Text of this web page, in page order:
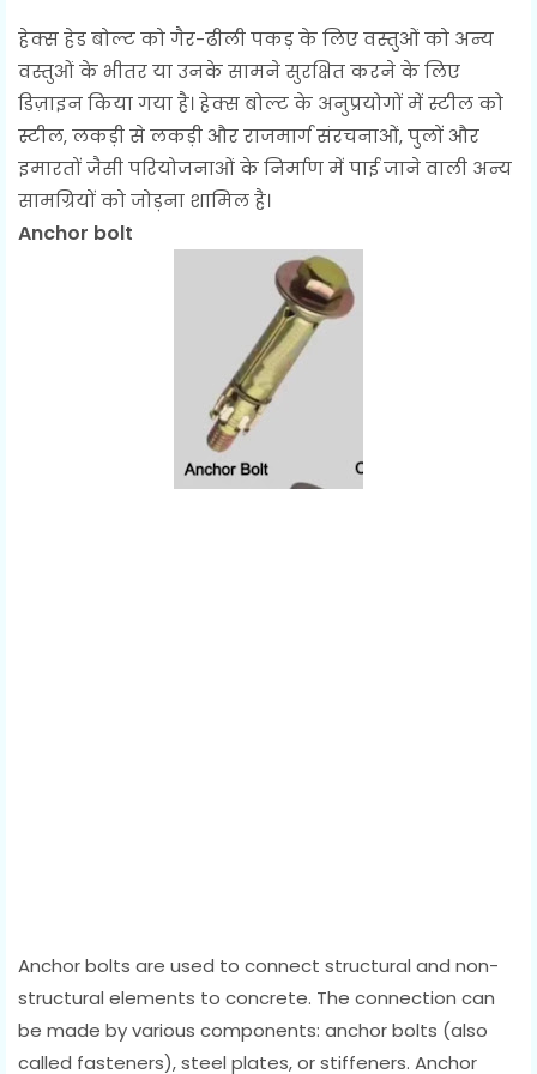
हेक्स हेड बोल्ट को गैर-ढीली पकड़ के लिए वस्तुओं को अन्य
वस्तुओं के भीतर या उनके सामने सुरक्षित करने के लिए
डिज़ाइन किया गया है। हेक्स बोल्ट के अनुप्रयोगों में स्टील को
स्टील, लकड़ी से लकड़ी और राजमार्ग संरचनाओं, पुलों और
इमारतों जैसी परियोजनाओं के निर्माण में पाई जाने वाली अन्य
सामग्रियों को जोड़ना शामिल है।
Anchor bolt
Anchor bolts are used to connect structural and non-
structural elements to concrete. The connection can
be made by various components: anchor bolts (also
called fasteners), steel plates, or stiffeners. Anchor